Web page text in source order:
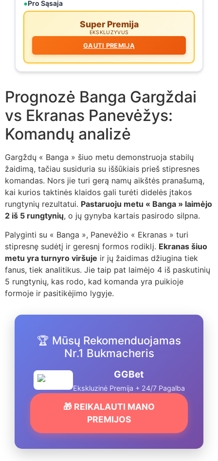
Pro Sąsaja
Super Premija
EKSKLUZYVUS
GAUTI PREMIJĄ
Prognozė Banga Gargždai
vs Ekranas Panevėžys:
Komandų analizė
Gargždų « Banga » šiuo metu demonstruoja stabilų
žaidimą, tačiau susiduria su iššūkiais prieš stipresnes
komandas. Nors jie turi gerą namų aikštės pranašumą,
kai kurios taktinės klaidos gali turėti didelės įtakos
rungtynių rezultatui. Pastaruoju metu « Banga » laimėjo
2 iš 5 rungtynių, o jų gynyba kartais pasirodo silpna.
Palyginti su « Banga », Panevėžio « Ekranas » turi
stipresnę sudėtį ir geresnį formos rodiklį. Ekranas šiuo
metu yra turnyro viršuje ir jų žaidimas džiugina tiek
fanus, tiek analitikus. Jie taip pat laimėjo 4 iš paskutinių
5 rungtynių, kas rodo, kad komanda yra puikioje
formoje ir pasitikėjimo lygyje.
🏆 Mūsų Rekomenduojamas
Nr.1 Bukmacheris
GGBet
Ekskluzinė Premija + 24/7 Pagalba
🎁 REIKALAUTI MANO
PREMIJOS